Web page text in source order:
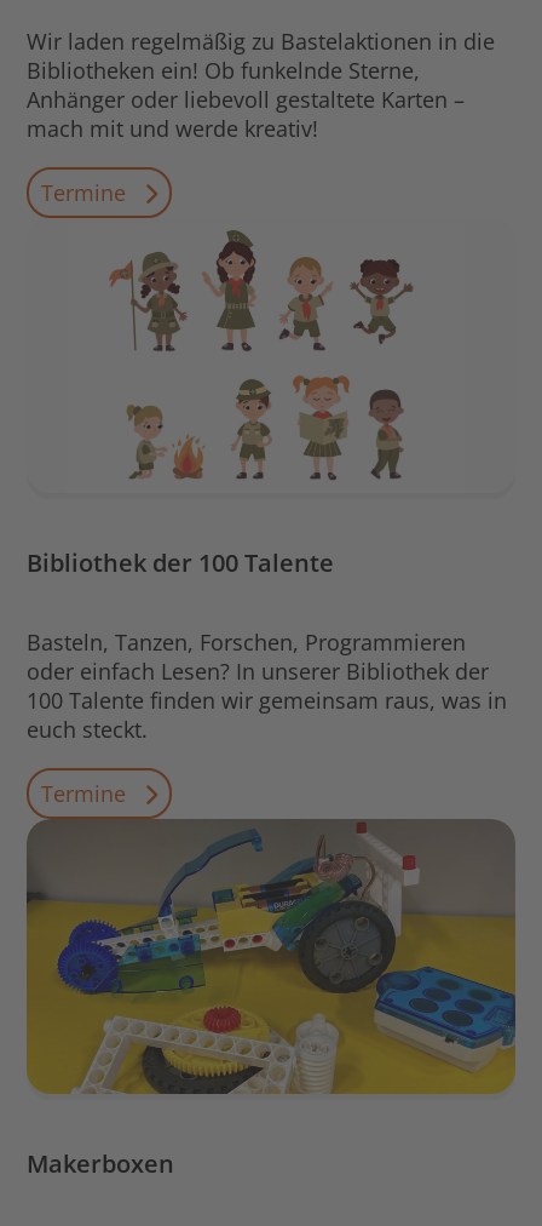
Wir laden regelmäßig zu Bastelaktionen in die
Bibliotheken ein! Ob funkelnde Sterne,
Anhänger oder liebevoll gestaltete Karten –
mach mit und werde kreativ!
Termine
Bibliothek der 100 Talente
Basteln, Tanzen, Forschen, Programmieren
oder einfach Lesen? In unserer Bibliothek der
100 Talente finden wir gemeinsam raus, was in
euch steckt.
Termine
Makerboxen